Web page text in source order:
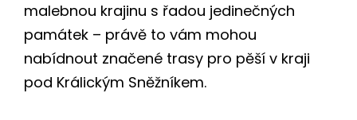
malebnou krajinu s řadou jedinečných
památek – právě to vám mohou
nabídnout značené trasy pro pěší v kraji
pod Králickým Sněžníkem.